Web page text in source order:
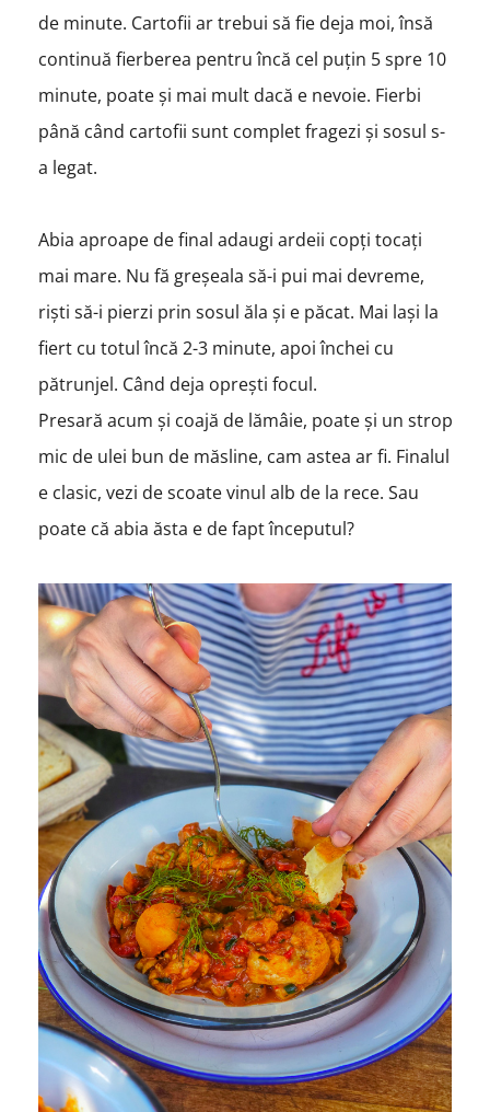
de minute. Cartofii ar trebui să fie deja moi, însă
continuă fierberea pentru încă cel puțin 5 spre 10
minute, poate și mai mult dacă e nevoie. Fierbi
până când cartofii sunt complet fragezi și sosul s-
a legat.
Abia aproape de final adaugi ardeii copți tocați
mai mare. Nu fă greșeala să-i pui mai devreme,
riști să-i pierzi prin sosul ăla și e păcat. Mai lași la
fiert cu totul încă 2-3 minute, apoi închei cu
pătrunjel. Când deja oprești focul.
Presară acum și coajă de lămâie, poate și un strop
mic de ulei bun de măsline, cam astea ar fi. Finalul
e clasic, vezi de scoate vinul alb de la rece. Sau
poate că abia ăsta e de fapt începutul?